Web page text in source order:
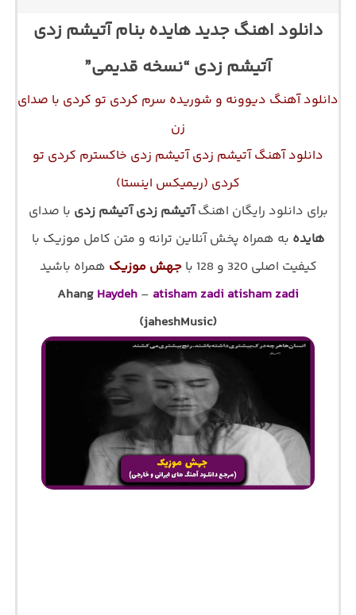
دانلود اهنگ جدید هایده بنام آتیشم زدی
آتیشم زدی “نسخه قدیمی”
دانلود آهنگ دیوونه و شوریده سرم کردی تو کردی با صدای
زن
دانلود آهنگ آتیشم زدی آتیشم زدی خاکسترم کردی تو
کردی (ریمیکس اینستا)
برای دانلود رایگان اهنگآتیشم زدی آتیشم زدی با صدای
هایده به همراه پخش آنلاین ترانه و متن کامل موزیک با
کیفیت اصلی 320 و 128 با
جهش موزیک همراه باشید
Ahang Haydeh – atisham zadi atisham zadi
(jaheshMusic)